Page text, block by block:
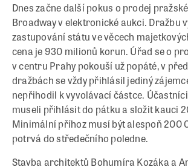
Dnes začne další pokus o prodej
Broadway v elektronické aukci. Dražbu
zastupování státu ve věcech
cena je 930 milionů korun. Úřad se o
v centru Prahy pokouší už popáté, v
dražbách se vždy přihlásil jediný
nepřihodil k vyvolávací částce.
museli přihlásit do pátku a složit kauci
Minimální příhoz musí být alespoň 200
potrvá do středečního poledne.
Stavba architektů Bohumíra Kozáka a